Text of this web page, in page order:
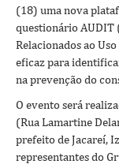
(18) uma nova
questionário AUDIT
Relacionados ao
eficaz para
na prevenção do
O evento será
(Rua Lamartine
prefeito de Jacareí,
representantes do